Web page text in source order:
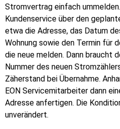
Stromvertrag einfach
Kundenservice über den
etwa die Adresse, das Datum
Wohnung sowie den Termin für
die neue melden. Dann braucht
Nummer des neuen
Zäherstand bei Übernahme.
EON Servicemitarbeiter dann
Adresse anfertigen. Die
unverändert.